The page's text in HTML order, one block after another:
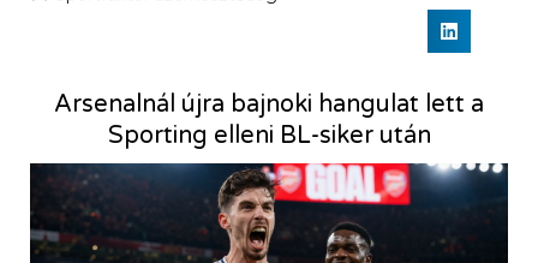
Arsenalnál újra bajnoki hangulat lett a
Sporting elleni BL-siker után